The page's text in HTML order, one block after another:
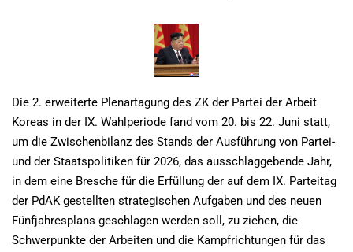
Die 2. erweiterte Plenartagung des ZK der Partei der Arbeit
Koreas in der IX. Wahlperiode fand vom 20. bis 22. Juni statt,
um die Zwischenbilanz des Stands der Ausführung von Partei-
und der Staatspolitiken für 2026, das ausschlaggebende Jahr,
in dem eine Bresche für die Erfüllung der auf dem IX. Parteitag
der PdAK gestellten strategischen Aufgaben und des neuen
Fünfjahresplans geschlagen werden soll, zu ziehen, die
Schwerpunkte der Arbeiten und die Kampfrichtungen für das